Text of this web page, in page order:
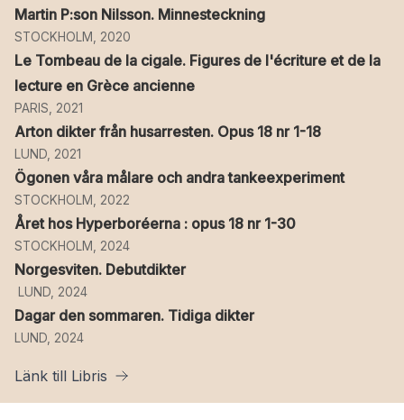
Martin P:son Nilsson. Minnesteckning
STOCKHOLM, 2020
Le Tombeau de la cigale. Figures de l'écriture et de la
lecture en Grèce ancienne
PARIS, 2021
Arton dikter från husarresten. Opus 18 nr 1-18
LUND, 2021
Ögonen våra målare och andra tankeexperiment
STOCKHOLM, 2022
Året hos Hyperboréerna : opus 18 nr 1-30
STOCKHOLM, 2024
Norgesviten. Debutdikter
LUND, 2024
Dagar den sommaren. Tidiga dikter
LUND, 2024
Länk till Libris